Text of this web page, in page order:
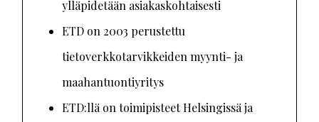
ylläpidetään asiakaskohtaisesti
ETD on 2003 perustettu
tietoverkkotarvikkeiden myynti- ja
maahantuontiyritys
ETD:llä on toimipisteet Helsingissä ja